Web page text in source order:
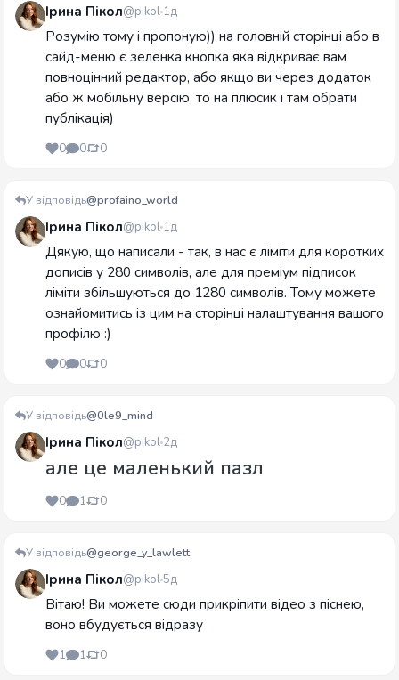
Ірина Пікол@pikol 1д
Розумію тому і пропоную)) на головній сторінці або в
сайд-меню є зеленка кнопка яка відкриває вам
повноцінний редактор, або якщо ви через додаток
або ж мобільну версію, то на плюсик і там обрати
публікація)
0 0 0
У відповідь@profaino_world
Ірина Пікол@pikol 1д
Дякую, що написали - так, в нас є ліміти для коротких
дописів у 280 символів, але для преміум підписок
ліміти збільшуються до 1280 символів. Тому можете
ознайомитись із цим на сторінці налаштування вашого
профілю :)
0 0 0
У відповідь@0le9_mind
Ірина Пікол@pikol 2д
але це маленький пазл
0 1 0
У відповідь@george_y_lawlett
Ірина Пікол@pikol 5д
Вітаю! Ви можете сюди прикріпити відео з піснею,
воно вбудується відразу
1 1 0